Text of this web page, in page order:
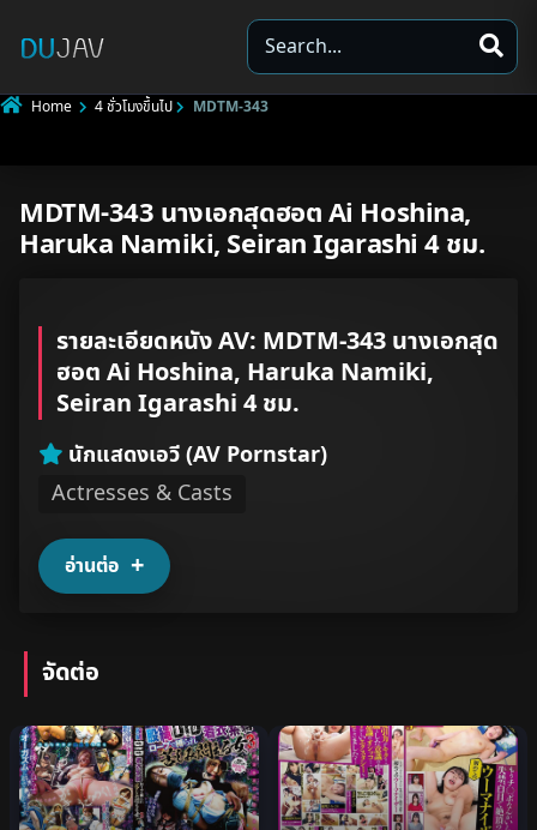
e
a
Home 4 ชั่วโมงขึ้นไป MDTM-343
Underage
Other
MDTM-343 นางเอกสุดฮอต Ai Hoshina,
Haruka Namiki, Seiran Igarashi 4 ชม.
รายละเอียดหนัง AV: MDTM-343 นางเอกสุด
ฮอต Ai Hoshina, Haruka Namiki,
Seiran Igarashi 4 ชม.
นักแสดงเอวี (AV Pornstar)
Actresses & Casts
อ่านต่อ
จัดต่อ